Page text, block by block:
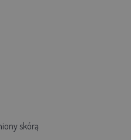
skórą